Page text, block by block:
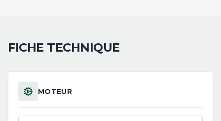
FICHE TECHNIQUE
MOTEUR